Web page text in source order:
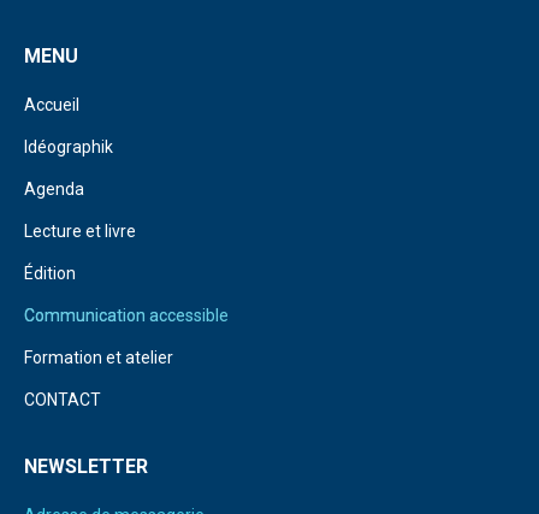
MENU
Accueil
Idéographik
Agenda
Lecture et livre
Édition
Communication accessible
Formation et atelier
CONTACT
NEWSLETTER